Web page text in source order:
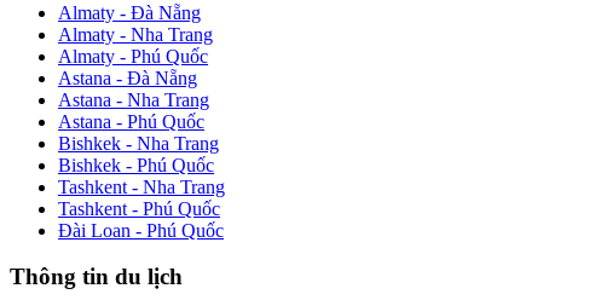
Almaty - Đà Nẵng
Almaty - Nha Trang
Almaty - Phú Quốc
Astana - Đà Nẵng
Astana - Nha Trang
Astana - Phú Quốc
Bishkek - Nha Trang
Bishkek - Phú Quốc
Tashkent - Nha Trang
Tashkent - Phú Quốc
Đài Loan - Phú Quốc
Thông tin du lịch